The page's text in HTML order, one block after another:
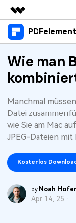
Top-Produkte
Dienstprogramme
Business
Überblick
Über uns
Support
PDFelement
Produkte
Desktop
Mobile App
Cloud
Lösungen
Benutzer im
PDF lesen
PDF
PDF drucken
Ressourcen
Mac-Software
OCR PDF Tipps
Business
KMU von 1-
10p+
Jetzt
Wie man
Manchmal
Datei
wie Sie am Mac
JPEG-Dateien mit
Kostenlos
by Noah Hofer
Apr 14, 25 ·